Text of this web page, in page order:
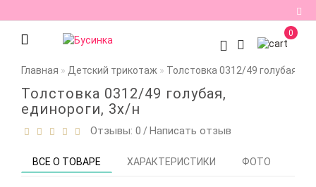
Регистрация
закладки
Сравнение
0
Главная Детский трикотаж Толстовка 0312/49 голубая,
Толстовка 0312/49 голубая,
единороги, 3х/н
Отзывы: 0 /Написать отзыв
ВСЕ О ТОВАРЕ ХАРАКТЕРИСТИКИ ФОТО